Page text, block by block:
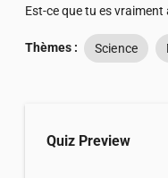
Est-ce que tu es vraiment
Thèmes : Science
Quiz Preview